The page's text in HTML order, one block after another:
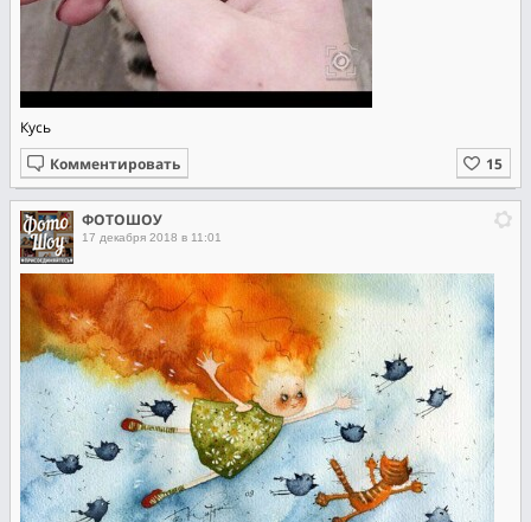
Кусь
Комментировать
ФОТОШОУ
17 декабря 2018 в 11:01